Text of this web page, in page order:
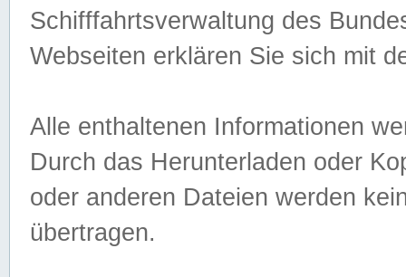
Schifffahrtsverwaltung des
Webseiten erklären Sie sich mit
Alle enthaltenen Informationen
Durch das Herunterladen oder
oder anderen Dateien werden
übertragen.